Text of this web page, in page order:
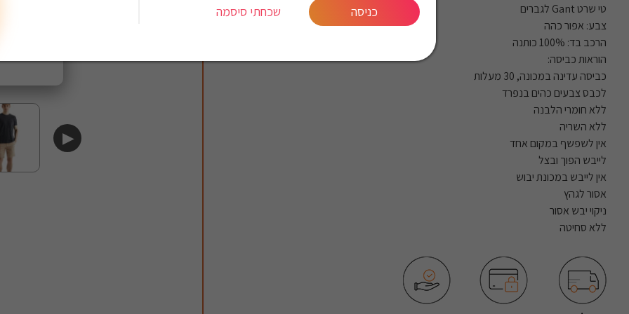
כניסה שכחתי סיסמה
טי שרט Gant לגברים
צבע: אפור כהה
הרכב בד: 100% כותנה
הוראות כביסה:
כביסה עדינה במכונה, 30 מעלות
לכבס צבעים כהים בנפרד
ללא חומרי הלבנה
ללא השריה
אין לשפשף במקום אחד
לייבש הפוך ובצל
אין לייבש במכונת יבוש
אסור לגהץ
ניקוי יבש אסור
ללא סחיטה
▶